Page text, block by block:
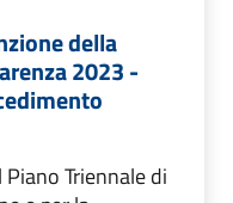
della
2023 -
Triennale di